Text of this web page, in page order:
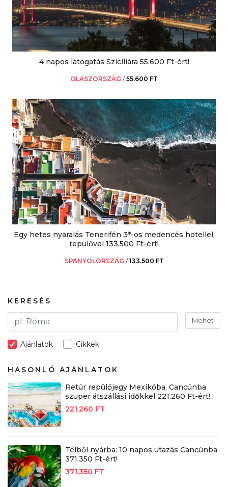
4 napos látogatás Szicíliára 55.600 Ft-ért!
OLASZORSZÁG /55.600 FT
Egy hetes nyaralás Tenerifén 3*-os medencés hotellel,
repülővel 133.500 Ft-ért!
SPANYOLORSZÁG /133.500 FT
KERESÉS
Mehet
Ajánlatok Cikkek
HASONLÓ AJÁNLATOK
Retúr repülőjegy Mexikóba, Cancúnba
szuper átszállási időkkel 221.260 Ft-ért!
221.260 FT
Télből nyárba: 10 napos utazás Cancúnba
371.350 Ft-ért!
371.350 FT